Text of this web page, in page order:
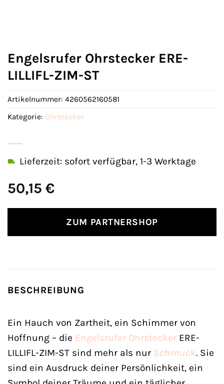
Engelsrufer Ohrstecker ERE-
LILLIFL-ZIM-ST
50,15 €
Lieferzeit: sofort verfügbar, 1-3 Werktage
ZUM PARTNERSHOP
Artikelnummer: 4260562160581
Kategorie: Ohrstecker
BESCHREIBUNG
Ein Hauch von Zartheit, ein Schimmer von
Hoffnung – die Engelsrufer Ohrstecker ERE-
LILLIFL-ZIM-ST sind mehr als nur Schmuck. Sie
sind ein Ausdruck deiner Persönlichkeit, ein